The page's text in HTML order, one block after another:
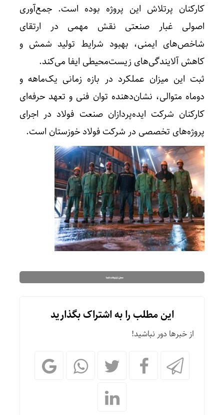
کارکنان پرتلاش این پروژه بوده است. جمع‌آوری
اصولی غبار صنعتی نقش مهمی در ارتقای
شاخص‌های ایمنی، بهبود شرایط تولید شمش و
کاهش آلایندگی‌های زیست‌محیطی ایفا می‌کند.
ثبت این میزان عملکرد در بازه زمانی یک‌ماهه و
دوماه متوالی، نشان‌دهنده توان فنی و تعهد حرفه‌ای
کارکنان شرکت ایده‌پردازان صنعت فولاد در اجرای
پروژه‌های تخصصی در شرکت فولاد خوزستان است.
این مطلب را به اشتراک بگذارید
از خبرها دور نباشید!